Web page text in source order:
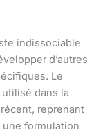
indissociable
d’autres
Le
dans la
reprenant
formulation